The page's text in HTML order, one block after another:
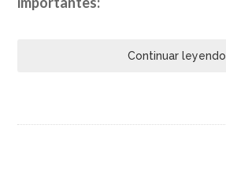
Continuar leyendo